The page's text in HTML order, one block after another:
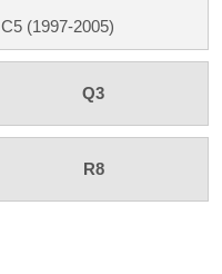
C5 (1997-2005)
Q3
R8